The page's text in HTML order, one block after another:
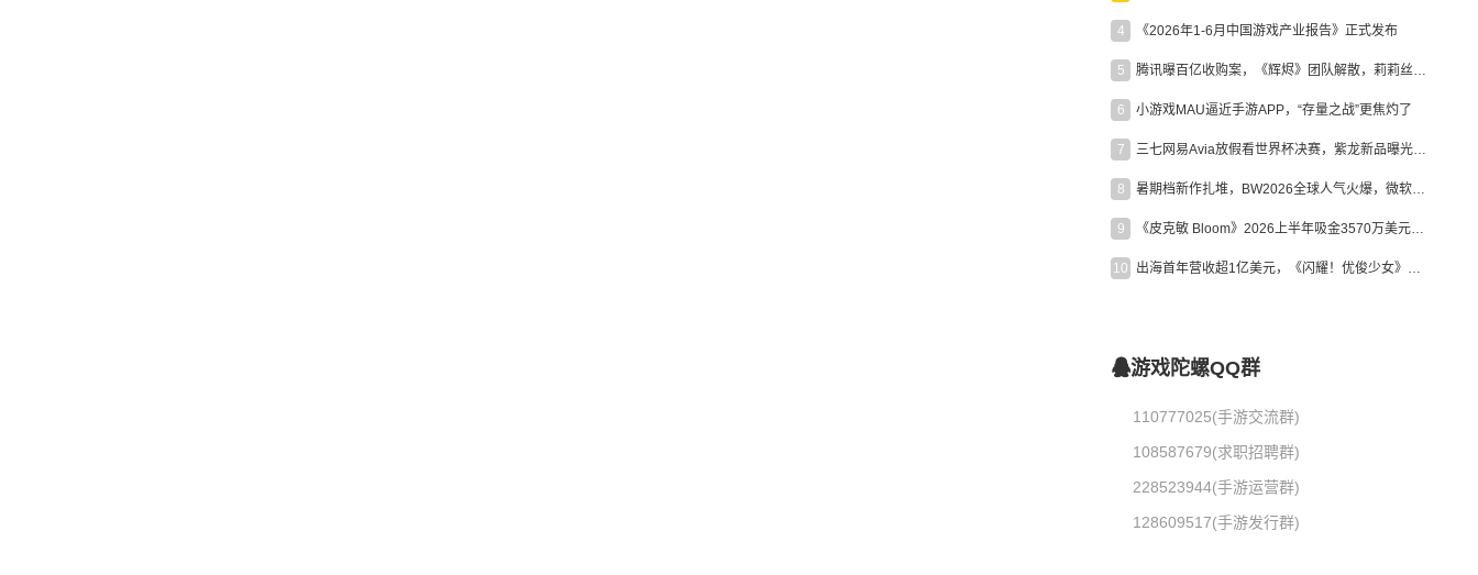
4 《2026年1-6月中国游戏产业报告》正式发布
5 腾讯曝百亿收购案，《辉烬》团队解散，莉莉丝新作曝光｜陀螺周报
6 小游戏MAU逼近手游APP，“存量之战”更焦灼了
7 三七网易Avia放假看世界杯决赛，紫龙新品曝光，米哈游新作上线 | 陀螺周报
8 暑期档新作扎堆，BW2026全球人气火爆，微软XBOX大裁员|陀螺周报
9 《皮克敏 Bloom》2026上半年吸金3570万美元，中国台湾成最大市场
10 出海首年营收超1亿美元，《闪耀！优俊少女》美国市场占比达七成
游戏陀螺QQ群
110777025(手游交流群)
108587679(求职招聘群)
228523944(手游运营群)
128609517(手游发行群)